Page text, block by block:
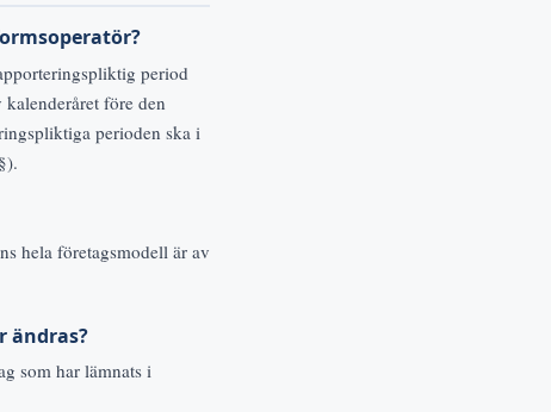
period
kalenderåret före den
perioden ska i
hela företagsmodell är av
ändras?
som har lämnats i